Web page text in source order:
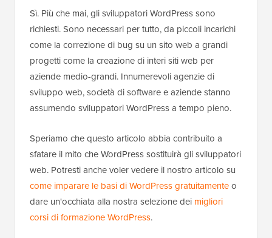
Sì. Più che mai, gli sviluppatori WordPress sono
richiesti. Sono necessari per tutto, da piccoli incarichi
come la correzione di bug su un sito web a grandi
progetti come la creazione di interi siti web per
aziende medio-grandi. Innumerevoli agenzie di
sviluppo web, società di software e aziende stanno
assumendo sviluppatori WordPress a tempo pieno.
Speriamo che questo articolo abbia contribuito a
sfatare il mito che WordPress sostituirà gli sviluppatori
web. Potresti anche voler vedere il nostro articolo su
come imparare le basi di WordPress gratuitamenteo
dare un'occhiata alla nostra selezione dei migliori
corsi di formazione WordPress.